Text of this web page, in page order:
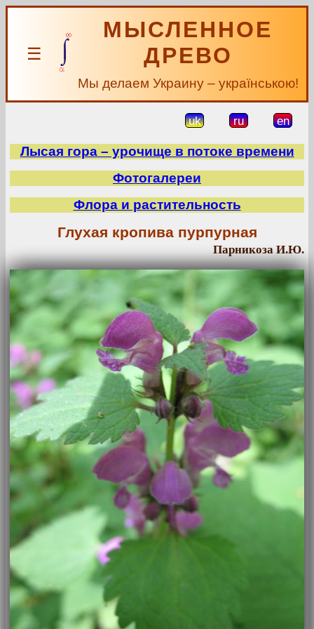
☰
МЫСЛЕННОЕ
ДРЕВО
Мы делаем Украину – українською!
uk ru en
Лысая гора – урочище в потоке времени
Фотогалереи
Флора и растительность
Глухая кропива пурпурная
Парникоза И.Ю.